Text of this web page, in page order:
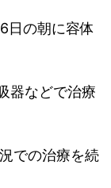
日の朝に容体
器などで治療
での治療を続